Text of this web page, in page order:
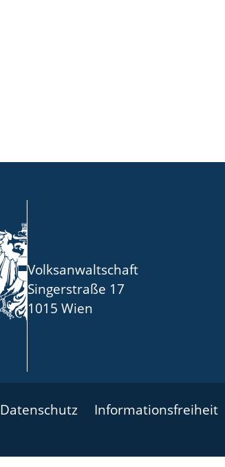
Volksanwaltschaft
Singerstraße 17
1015 Wien
Datenschutz Informationsfreiheit